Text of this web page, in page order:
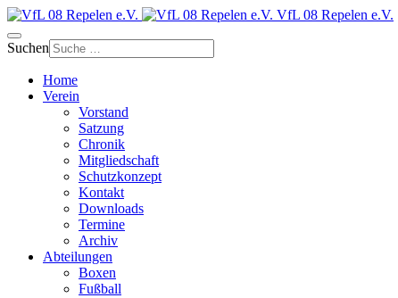
VfL 08 Repelen e.V.
Suchen
Home
Verein
Vorstand
Satzung
Chronik
Mitgliedschaft
Schutzkonzept
Kontakt
Downloads
Termine
Archiv
Abteilungen
Boxen
Fußball